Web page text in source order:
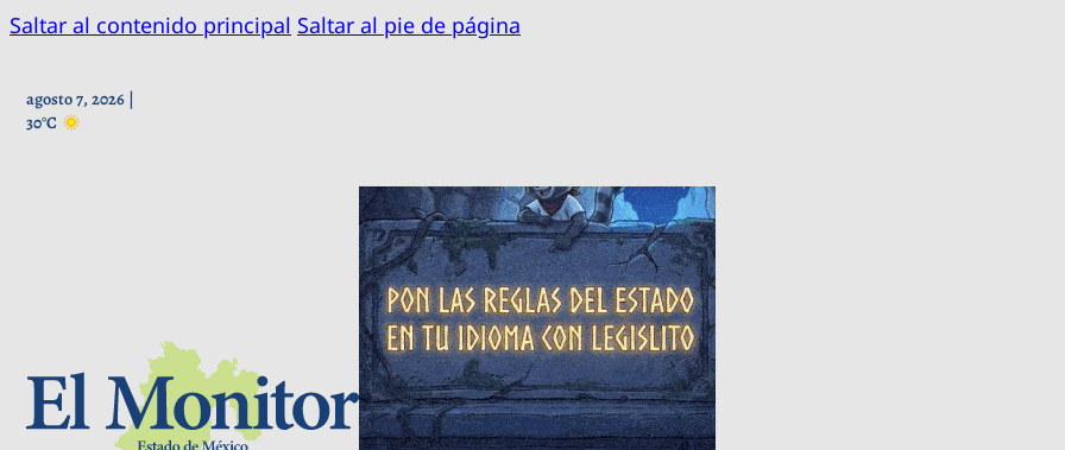
Saltar al contenido principal Saltar al pie de página
agosto 7, 2026 |
30°C